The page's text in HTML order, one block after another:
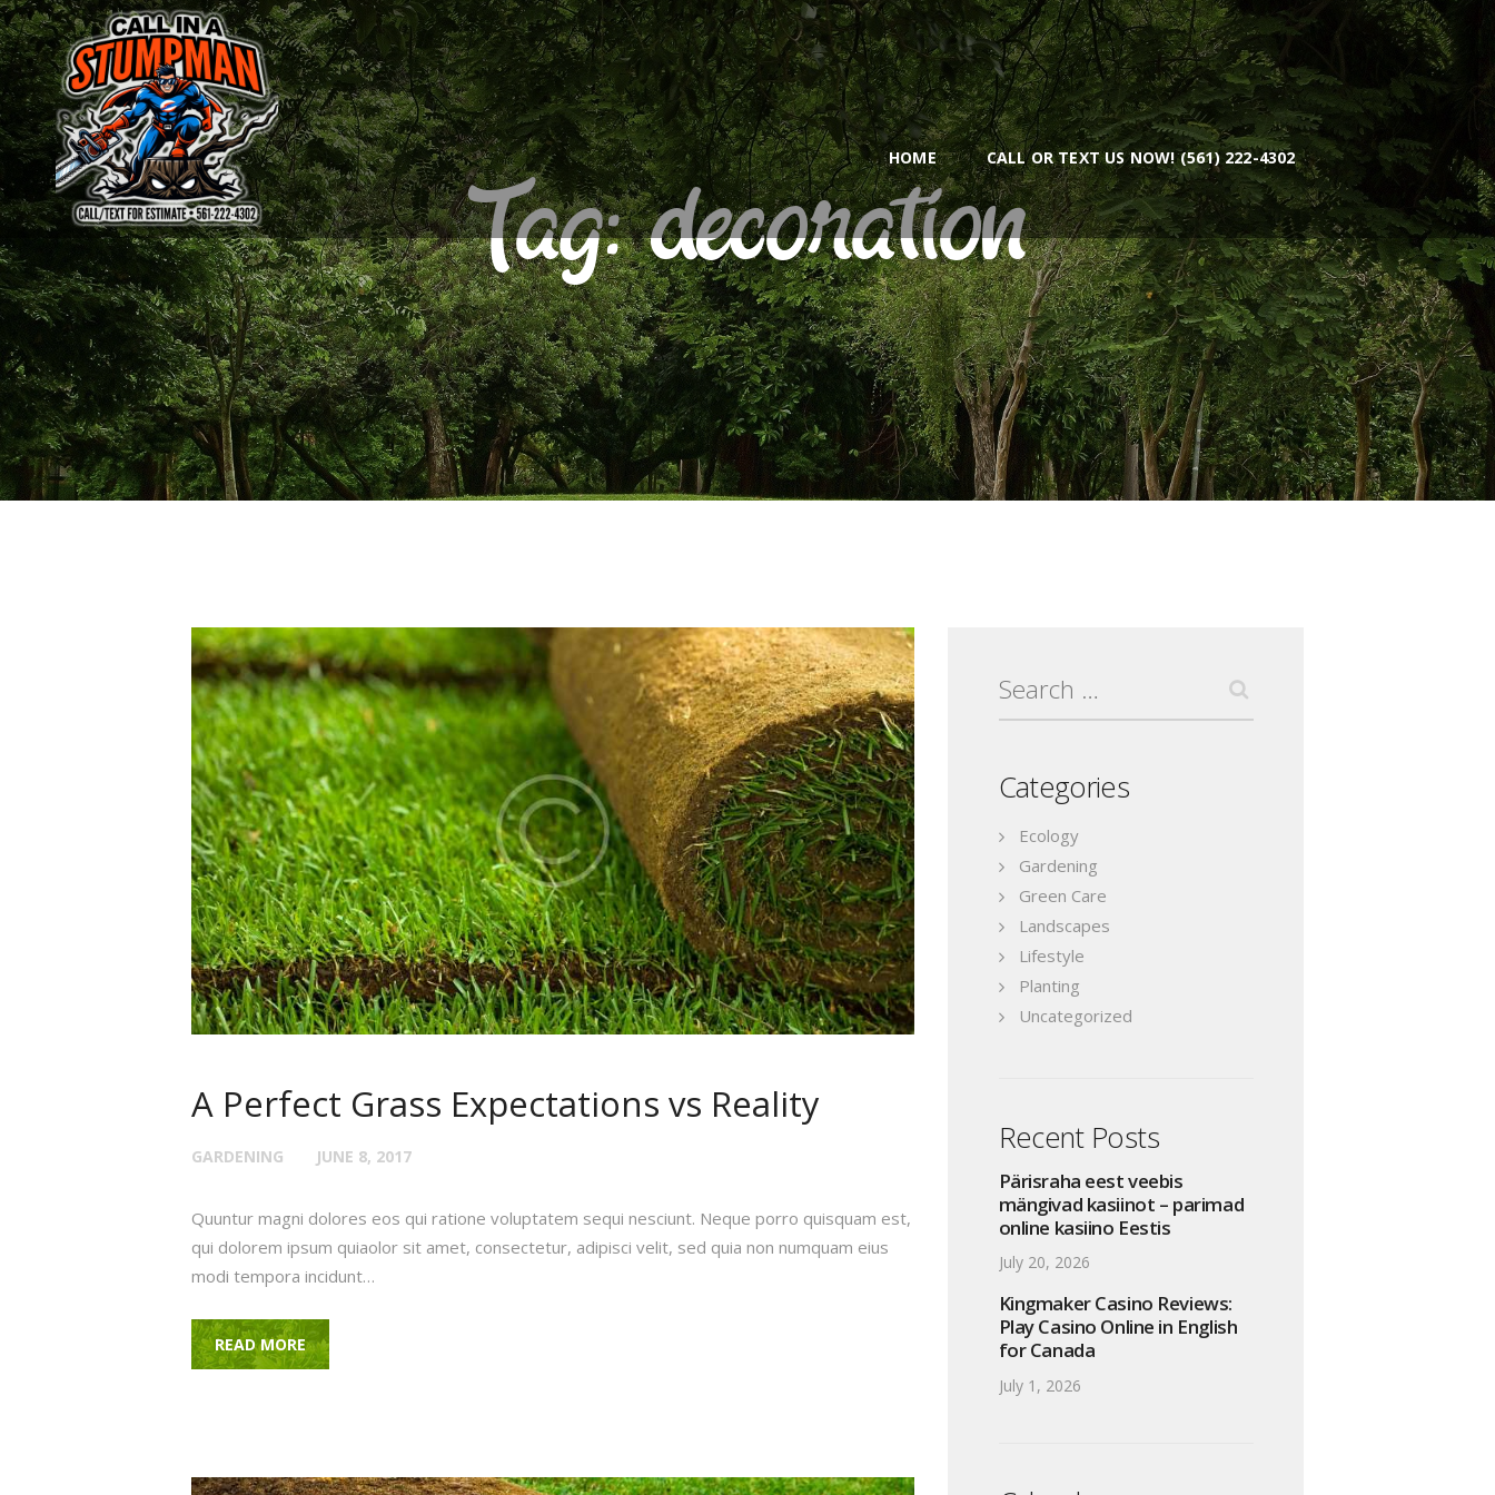
HOME CALL OR TEXT US NOW! (561) 222-4302
Tag: decoration
HOME
CALL OR TEXT US
NOW! (561) 222-4302
A Perfect Grass Expectations vs Reality
GARDENING JUNE 8, 2017
Quuntur magni dolores eos qui ratione voluptatem sequi nesciunt. Neque porro quisquam est,
qui dolorem ipsum quiaolor sit amet, consectetur, adipisci velit, sed quia non numquam eius
modi tempora incidunt…
READ MORE
for:
Categories
Ecology
Gardening
Green Care
Landscapes
Lifestyle
Planting
Uncategorized
Recent Posts
Pärisraha eest veebis
mängivad kasiinot – parimad
online kasiino Eestis
July 20, 2026
Kingmaker Casino Reviews:
Play Casino Online in English
for Canada
July 1, 2026